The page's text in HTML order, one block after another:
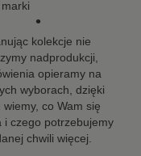
•
kolekcje nie
nadprodukcji,
opieramy na
wyborach, dzięki
wiemy, co Wam się
i czego potrzebujemy
chwili więcej.